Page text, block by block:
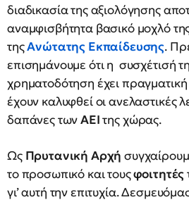
διαδικασία της αξιολόγησης
αναμφισβήτητα βασικό μοχλό
τηςΑνώτατης Εκπαίδευσης.
επισημάνουμε ότι η συσχέτισή
χρηματοδότηση έχει
έχουν καλυφθεί οι ανελαστικές
δαπάνες τωνΑΕΙτης χώρας.
Ως Πρυτανική Αρχή
το προσωπικό και τουςφοιτητές
γι’ αυτή την επιτυχία.